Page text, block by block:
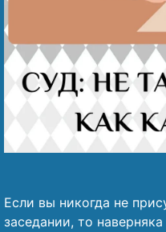
Если вы никогда не
заседании, то